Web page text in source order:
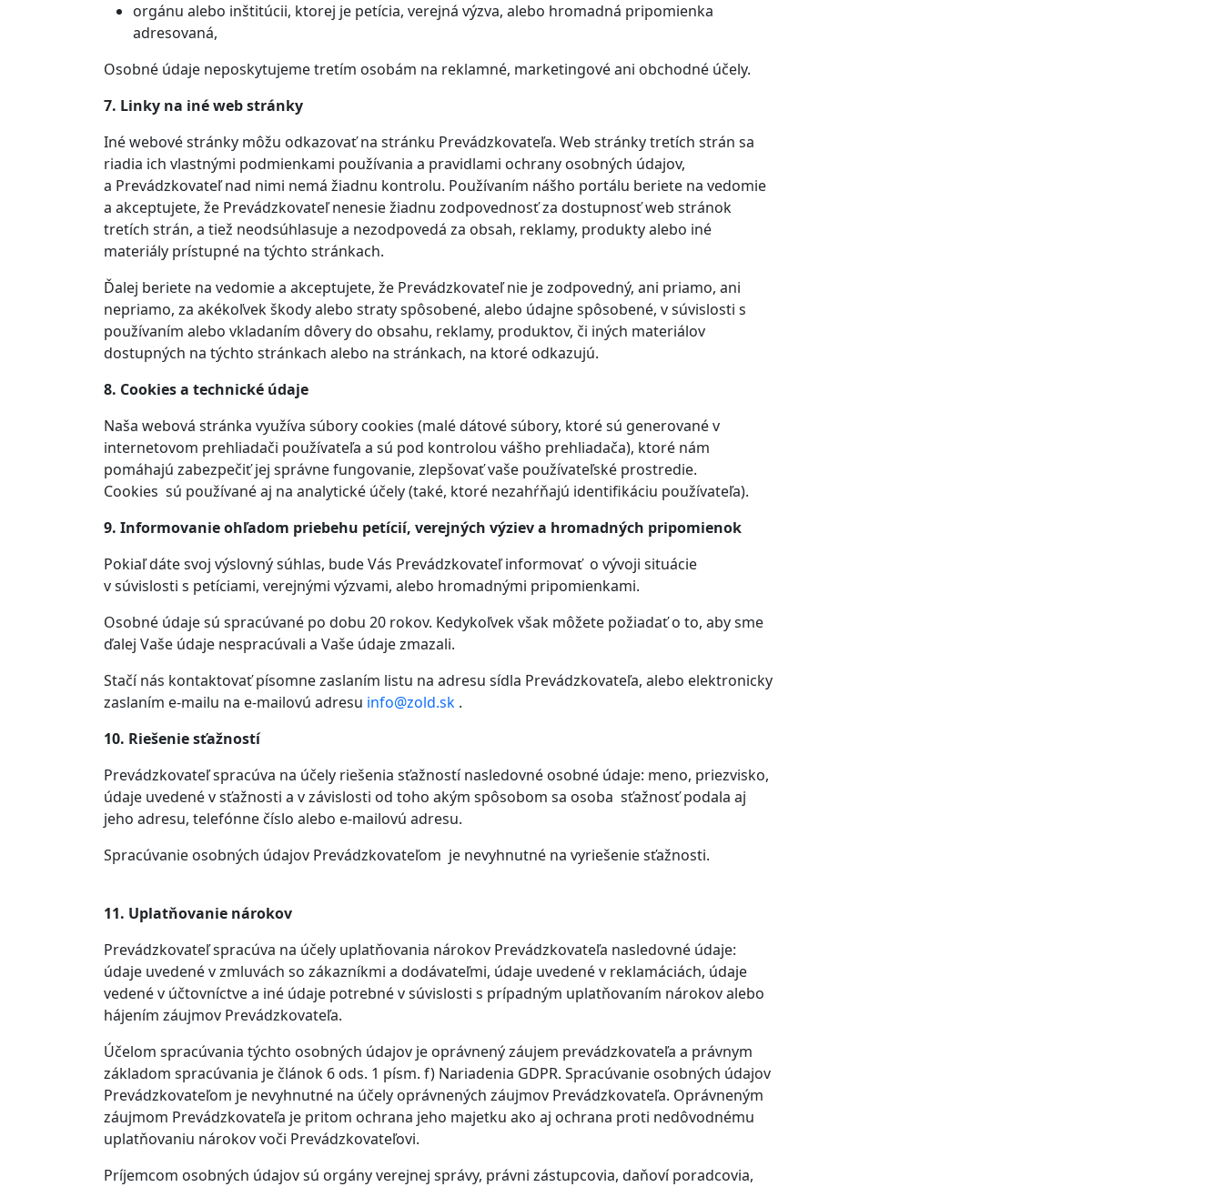
orgánu alebo inštitúcii, ktorej je petícia, verejná výzva, alebo hromadná pripomienka
adresovaná,
Osobné údaje neposkytujeme tretím osobám na reklamné, marketingové ani obchodné účely.
7. Linky na iné web stránky
Iné webové stránky môžu odkazovať na stránku Prevádzkovateľa. Web stránky tretích strán sa
riadia ich vlastnými podmienkami používania a pravidlami ochrany osobných údajov,
a Prevádzkovateľ nad nimi nemá žiadnu kontrolu. Používaním nášho portálu beriete na vedomie
a akceptujete, že Prevádzkovateľ nenesie žiadnu zodpovednosť za dostupnosť web stránok
tretích strán, a tiež neodsúhlasuje a nezodpovedá za obsah, reklamy, produkty alebo iné
materiály prístupné na týchto stránkach.
Ďalej beriete na vedomie a akceptujete, že Prevádzkovateľ nie je zodpovedný, ani priamo, ani
nepriamo, za akékoľvek škody alebo straty spôsobené, alebo údajne spôsobené, v súvislosti s
používaním alebo vkladaním dôvery do obsahu, reklamy, produktov, či iných materiálov
dostupných na týchto stránkach alebo na stránkach, na ktoré odkazujú.
8. Cookies a technické údaje
Naša webová stránka využíva súbory cookies (malé dátové súbory, ktoré sú generované v
internetovom prehliadači používateľa a sú pod kontrolou vášho prehliadača), ktoré nám
pomáhajú zabezpečiť jej správne fungovanie, zlepšovať vaše používateľské prostredie.
Cookies sú používané aj na analytické účely (také, ktoré nezahŕňajú identifikáciu používateľa).
9. Informovanie ohľadom priebehu petícií, verejných výziev a hromadných pripomienok
Pokiaľ dáte svoj výslovný súhlas, bude Vás Prevádzkovateľ informovať o vývoji situácie
v súvislosti s petíciami, verejnými výzvami, alebo hromadnými pripomienkami.
Osobné údaje sú spracúvané po dobu 20 rokov. Kedykoľvek však môžete požiadať o to, aby sme
ďalej Vaše údaje nespracúvali a Vaše údaje zmazali.
Stačí nás kontaktovať písomne zaslaním listu na adresu sídla Prevádzkovateľa, alebo elektronicky
zaslaním e-mailu na e-mailovú adresu info@zold.sk .
10. Riešenie sťažností
Prevádzkovateľ spracúva na účely riešenia sťažností nasledovné osobné údaje: meno, priezvisko,
údaje uvedené v sťažnosti a v závislosti od toho akým spôsobom sa osoba sťažnosť podala aj
jeho adresu, telefónne číslo alebo e-mailovú adresu.
Spracúvanie osobných údajov Prevádzkovateľom je nevyhnutné na vyriešenie sťažnosti.
11. Uplatňovanie nárokov
Prevádzkovateľ spracúva na účely uplatňovania nárokov Prevádzkovateľa nasledovné údaje:
údaje uvedené v zmluvách so zákazníkmi a dodávateľmi, údaje uvedené v reklamáciách, údaje
vedené v účtovníctve a iné údaje potrebné v súvislosti s prípadným uplatňovaním nárokov alebo
hájením záujmov Prevádzkovateľa.
Účelom spracúvania týchto osobných údajov je oprávnený záujem prevádzkovateľa a právnym
základom spracúvania je článok 6 ods. 1 písm. f) Nariadenia GDPR. Spracúvanie osobných údajov
Prevádzkovateľom je nevyhnutné na účely oprávnených záujmov Prevádzkovateľa. Oprávneným
záujmom Prevádzkovateľa je pritom ochrana jeho majetku ako aj ochrana proti nedôvodnému
uplatňovaniu nárokov voči Prevádzkovateľovi.
Príjemcom osobných údajov sú orgány verejnej správy, právni zástupcovia, daňoví poradcovia,